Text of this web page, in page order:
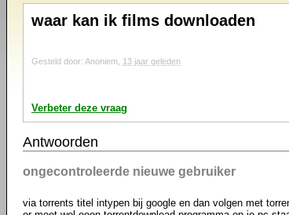
waar kan ik films downloaden
Gesteld door: Anoniem, 13 jaar geleden
Verbeter deze vraag
Antwoorden
ongecontroleerde nieuwe gebruiker
via torrents titel intypen bij google en dan volgen met